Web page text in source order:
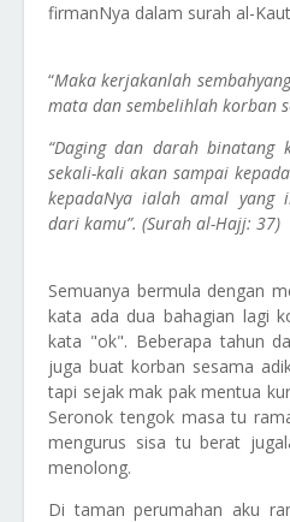
firmanNya dalam surah al-
“Maka kerjakanlah
mata dan sembelihlah korban
“Daging dan darah
sekali-kali akan sampai
kepadaNya ialah amal yang
dari kamu”. (Surah al-Hajj: 37)
Semuanya bermula dengan
kata ada dua bahagian lagi
kata "ok". Beberapa tahun
juga buat korban sesama
tapi sejak mak pak mentua
Seronok tengok masa tu
mengurus sisa tu berat
menolong.
Di taman perumahan aku